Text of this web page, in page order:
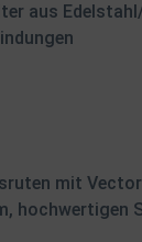
aus
mit
hochwertigen